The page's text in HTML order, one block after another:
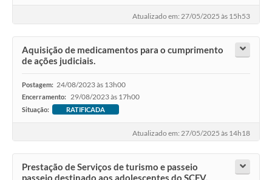
Atualizado em: 27/05/2025 às 15h53
Aquisição de medicamentos para o cumprimento
de ações judiciais.
Postagem: 24/08/2023 às 13h00
Encerramento: 29/08/2023 às 17h00
Situação: RATIFICADA
Atualizado em: 27/05/2025 às 14h18
Prestação de Serviços de turismo e passeio
passeio destinado aos adolescentes do SCFV,